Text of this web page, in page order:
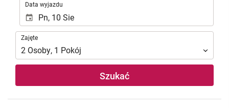
Data wyjazdu
Zajęte
Zajęte
2 Osoby, 1 Pokój
Szukać